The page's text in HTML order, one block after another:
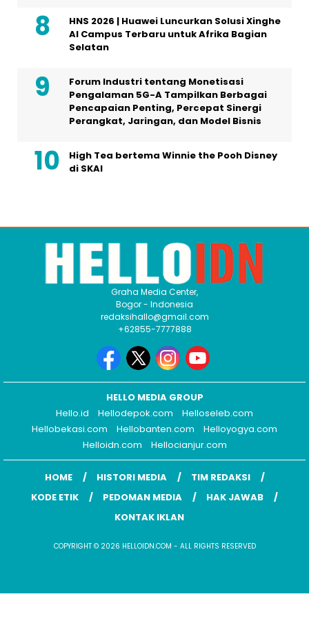
HNS 2026 | Huawei Luncurkan Solusi Xinghe
AI Campus Terbaru untuk Afrika Bagian
Selatan
Forum Industri tentang Monetisasi
Pengalaman 5G-A Tampilkan Berbagai
Pencapaian Penting, Percepat Sinergi
Perangkat, Jaringan, dan Model Bisnis
High Tea bertema Winnie the Pooh Disney
di SKAI
Graha Media Center,
Bogor - Indonesia
redaksihallo@gmail.com
+62855-7777888
HELLO MEDIA GROUP
Hello.id
Hellodepok.com
Helloseleb.com
Hellobekasi.com
Hellobanten.com
Helloyogya.com
Helloidn.com
Hellocianjur.com
HOME HISTORI MEDIA
TIM REDAKSI
KODE ETIK
PEDOMAN MEDIA
HAK JAWAB
KONTAK IKLAN
COPYRIGHT © 2026 HELLOIDN.COM - ALL RIGHTS RESERVED